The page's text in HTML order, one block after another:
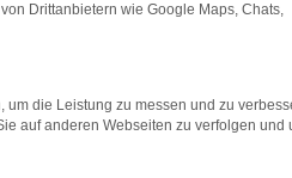
Funktionen nicht mehr
das Problem zu beheben. Du
Drittanbietern wie Google Maps, Chats,
die Leistung zu messen und zu
auf anderen Webseiten zu verfolgen und